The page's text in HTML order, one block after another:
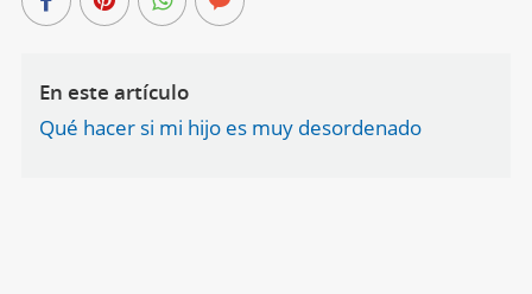
En este artículo
Qué hacer si mi hijo es muy desordenado